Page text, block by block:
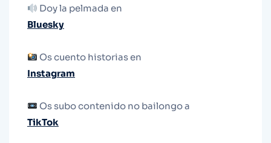
Doy la pelmada en
Bluesky
Os cuento historias en
Instagram
Os subo contenido no bailongo a
TikTok